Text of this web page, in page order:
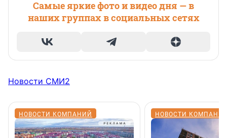
Самые яркие фото и видео дня — в
наших группах в социальных сетях
Новости СМИ2
НОВОСТИ КОМПАНИЙ НОВОСТИ